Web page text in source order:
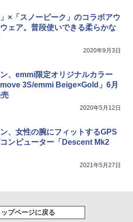
」×「スノーピーク」のコラボアウ
ウェア。普段使いできる柔らかな
2020年9月3日
、emmi限定オリジナルカラー
3S/emmi Beige×Gold」6月
2020年5月12日
、女性の腕にフィットするGPS
ンピューター「Descent Mk2
2021年5月27日
ップページに戻る